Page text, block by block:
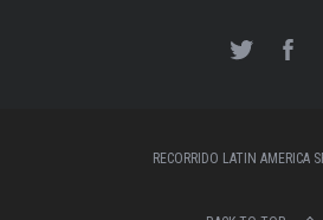
RECORRIDO LATIN AMERICA